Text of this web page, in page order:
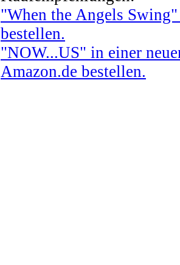
"When the Angels
bestellen.
"NOW...US" in einer
Amazon.de bestellen.